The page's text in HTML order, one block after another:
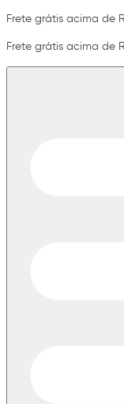
Frete grátis acima de
Frete grátis acima de